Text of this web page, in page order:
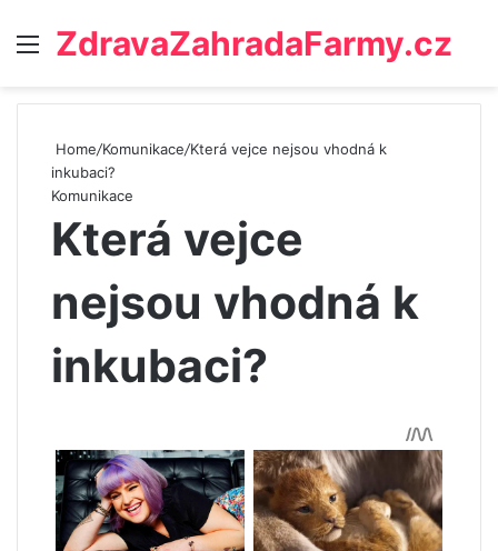
Menu
ZdravaZahradaFarmy.cz
Home/Komunikace/Která vejce nejsou vhodná k
inkubaci?
Komunikace
Která vejce
nejsou vhodná k
inkubaci?